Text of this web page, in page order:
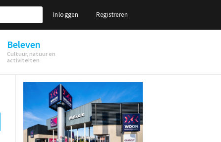
Inloggen Registreren
Beleven
Cultuur, natuur en
activiteiten